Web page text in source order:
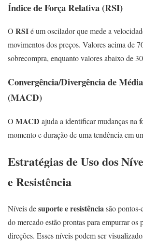
Índice de Força Relativa (RSI)
O RSIé um oscilador que mede a
movimentos dos preços. Valores acima de
sobrecompra, enquanto valores abaixo de
Convergência/Divergência de
(MACD)
O MACD ajuda a identificar mudanças na
momento e duração de uma tendência em
Estratégias de Uso dos
e Resistência
Níveis desuporte e resistênciasão pontos-
do mercado estão prontas para empurrar os
direções. Esses níveis podem ser